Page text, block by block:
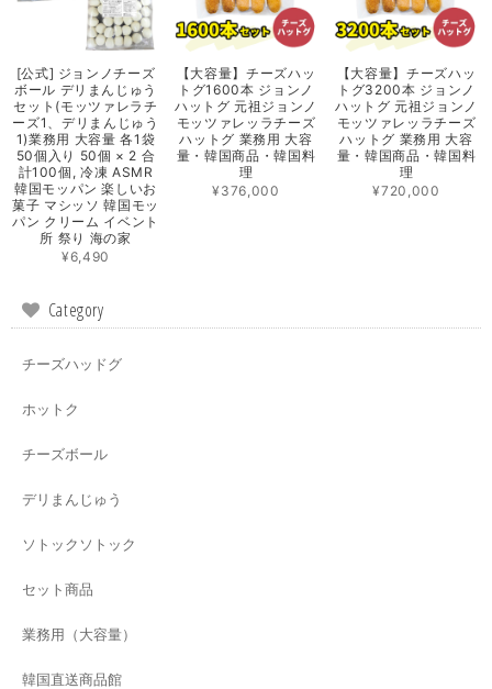
[公式] ジョンノチーズ
ボール デリまんじゅう
セット(モッツァレラチ
ーズ1、デリまんじゅう
1)業務用 大容量 各1袋
50個入り 50個 × 2 合
計100個, 冷凍 ASMR
韓国モッパン 楽しいお
菓子 マシッソ 韓国モッ
パン クリーム イベント
所 祭り 海の家
¥6,490
【大容量】チーズハッ
トグ1600本 ジョンノ
ハットグ 元祖ジョンノ
モッツァレッラチーズ
ハットグ 業務用 大容
量・韓国商品・韓国料
理
¥376,000
【大容量】チーズハッ
トグ3200本 ジョンノ
ハットグ 元祖ジョンノ
モッツァレッラチーズ
ハットグ 業務用 大容
量・韓国商品・韓国料
理
¥720,000
Category
チーズハッドグ
ホットク
チーズボール
デリまんじゅう
ソトックソトック
セット商品
業務用（大容量）
韓国直送商品館